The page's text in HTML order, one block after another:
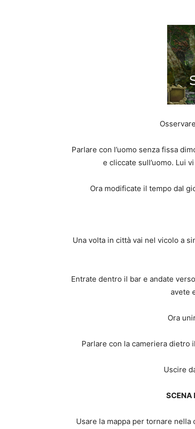
Parlare con l’uomo senza fissa
e cliccate sull’uomo. Lui
Ora modificate il tempo dal
Una volta in città vai nel vicolo a
Entrate dentro il bar e andate
avete
Ora
Parlare con la cameriera dietro
Uscire
SCENA
Usare la mappa per tornare